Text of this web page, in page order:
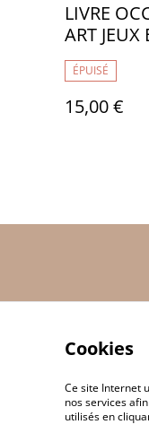
LIVRE
ART JEUX
ÉPUISÉ
15,00 €
©2026
Cookies
Ce site Internet
nos services
utilisés en